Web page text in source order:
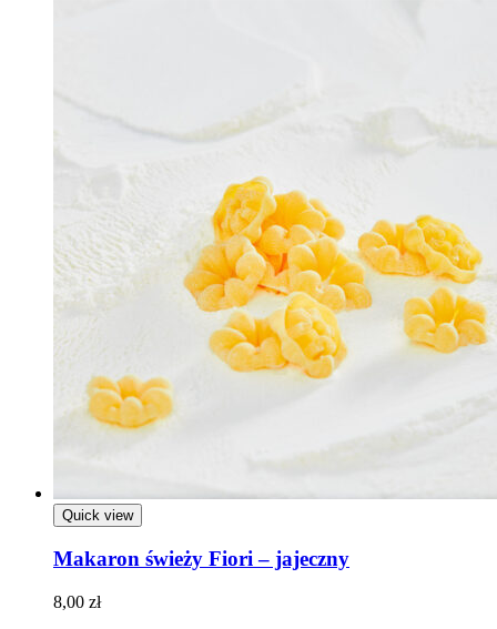
Quick view
Makaron świeży Fiori – jajeczny
8,00 zł